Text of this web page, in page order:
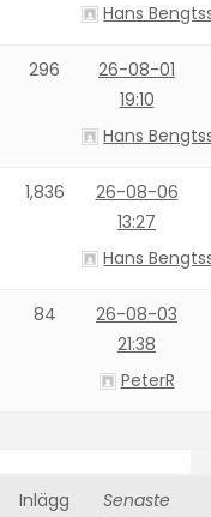
Hans
296
26-08-01
19:10
Hans
1,836
26-08-06
13:27
Hans
84
26-08-03
21:38
PeterR
Inlägg
Senaste